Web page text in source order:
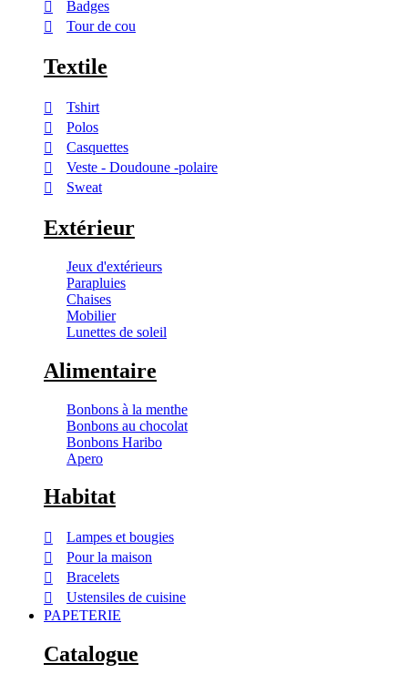
Badges
Tour de cou
Textile
Tshirt
Polos
Casquettes
Veste - Doudoune -polaire
Sweat
Extérieur
Jeux d'extérieurs
Parapluies
Chaises
Mobilier
Lunettes de soleil
Alimentaire
Bonbons à la menthe
Bonbons au chocolat
Bonbons Haribo
Apero
Habitat
Lampes et bougies
Pour la maison
Bracelets
Ustensiles de cuisine
PAPETERIE
Catalogue